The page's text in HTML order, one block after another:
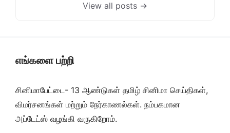
View all posts →
எங்களை பற்றி
சினிமாபேட்டை- 13 ஆண்டுகள் தமிழ் சினிமா செய்திகள்,
விமர்சனங்கள் மற்றும் நேர்காணல்கள். நம்பகமான
அப்டேட்ஸ் வழங்கி வருகிறோம்.